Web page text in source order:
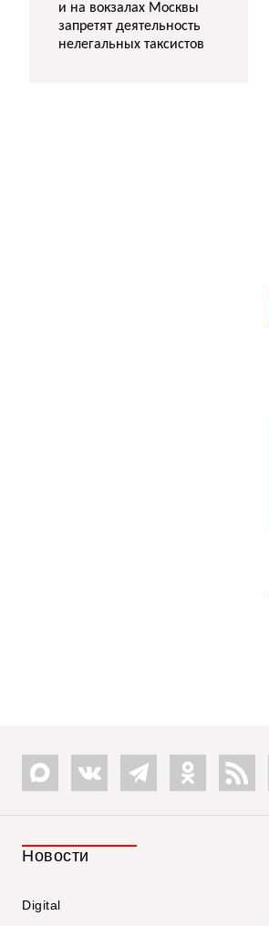
и на вокзалах Москвы
запретят деятельность
нелегальных таксистов
Новости
Digital